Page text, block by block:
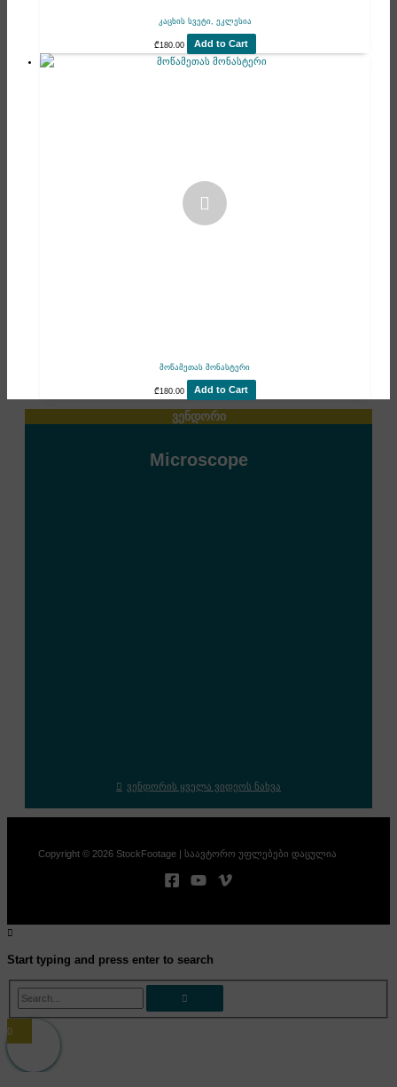
კაცხის სვეტი, ეკლესია
₾180.00 Add to Cart
მოწამეთას მონასტერი
₾180.00 Add to Cart
ვენდორი
Microscope
ვენდორის ყველა ვიდეოს ნახვა
Copyright © 2026 StockFootage | საავტორო უფლებები დაცულია
Start typing and press enter to search
Search...
0